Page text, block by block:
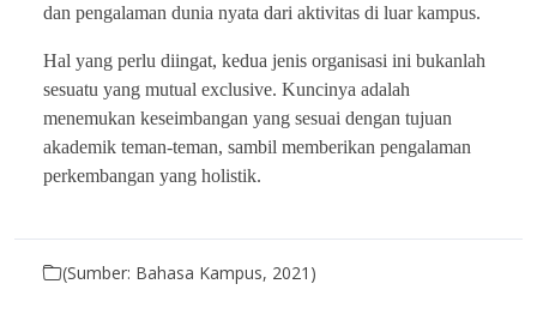
dan pengalaman dunia nyata dari aktivitas di luar kampus.
Hal yang perlu diingat, kedua jenis organisasi ini bukanlah
sesuatu yang mutual exclusive. Kuncinya adalah
menemukan keseimbangan yang sesuai dengan tujuan
akademik teman-teman, sambil memberikan pengalaman
perkembangan yang holistik.
(Sumber: Bahasa Kampus, 2021)